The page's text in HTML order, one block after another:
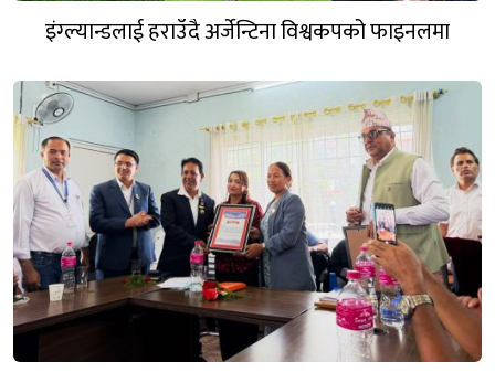
इंग्ल्यान्डलाई हराउँदै अर्जेन्टिना विश्वकपको फाइनलमा